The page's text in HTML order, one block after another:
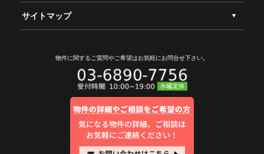
サイトマップ
物件に関するご質問やご希望はお気軽にお問合せ下さい。